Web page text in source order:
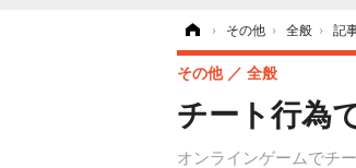
› その他 › 全般 › 記
チート行為
オンラインゲームでチ
その他 全般